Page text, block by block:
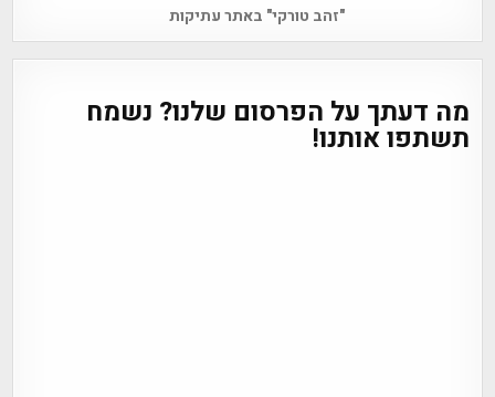
navigation"זהב טורקי" באתר עתיקות
מה דעתך על הפרסום שלנו? נשמח
תשתפו אותנו!